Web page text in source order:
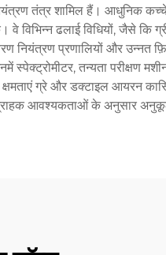
तंत्र शामिल हैं। आधुनिक
विभिन्न ढलाई विधियों, जैसे कि
प्रणालियों और उन्नत
स्पेक्ट्रोमीटर, तन्यता परीक्षण
ग्रे और डक्टाइल आयरन
ग्राहक आवश्यकताओं के अनुसार